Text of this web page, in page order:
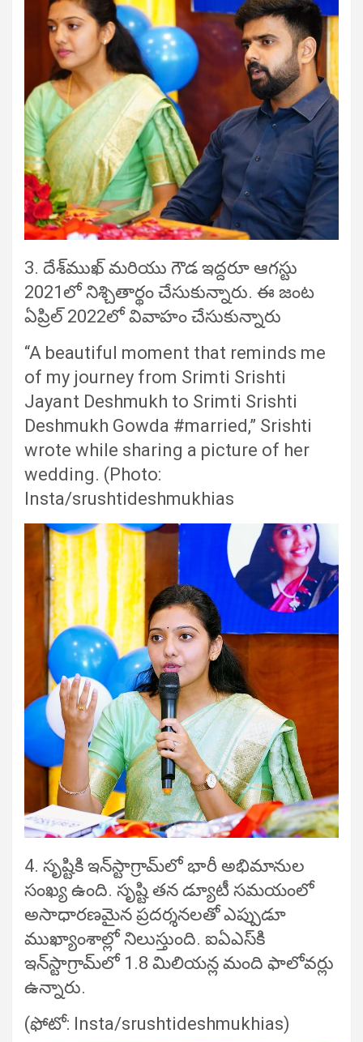
3. దేశ్‌ముఖ్ మరియు గౌడ ఇద్దరూ ఆగస్టు
2021లో నిశ్చితార్థం చేసుకున్నారు. ఈ జంట
ఏప్రిల్ 2022లో వివాహం చేసుకున్నారు
“A beautiful moment that reminds me
of my journey from Srimti Srishti
Jayant Deshmukh to Srimti Srishti
Deshmukh Gowda #married,” Srishti
wrote while sharing a picture of her
wedding. (Photo:
Insta/srushtideshmukhias
4. సృష్టికి ఇన్‌స్టాగ్రామ్‌లో భారీ అభిమానుల
సంఖ్య ఉంది. సృష్టి తన డ్యూటీ సమయంలో
అసాధారణమైన ప్రదర్శనలతో ఎప్పుడూ
ముఖ్యాంశాల్లో నిలుస్తుంది. ఐఏఎస్‌కి
ఇన్‌స్టాగ్రామ్‌లో 1.8 మిలియన్ల మంది ఫాలోవర్లు
ఉన్నారు.
(ఫోటో: Insta/srushtideshmukhias)